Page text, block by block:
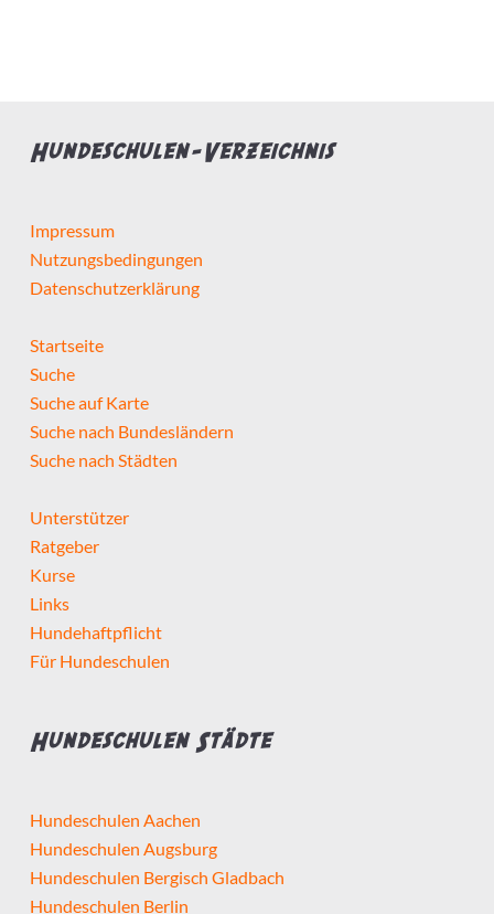
Preis pro Stunde max.
Hundeschule...
macht Hausbesuche
Selbstständig seit mindestens
Hundeschulen-Verzeichnis
Impressum
Nutzungsbedingungen
Datenschutzerklärung
Startseite
Suche
Suche auf Karte
Suche nach Bundesländern
Suche nach Städten
Unterstützer
Ratgeber
Kurse
Links
Hundehaftpflicht
Für Hundeschulen
Hundeschulen Städte
Hundeschulen Aachen
Hundeschulen Augsburg
Hundeschulen Bergisch Gladbach
Hundeschulen Berlin